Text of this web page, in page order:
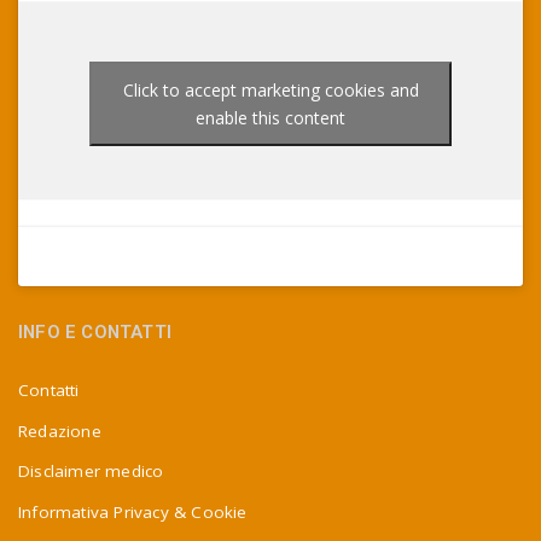
Click to accept marketing cookies and
enable this content
INFO E CONTATTI
Contatti
Redazione
Disclaimer medico
Informativa Privacy & Cookie